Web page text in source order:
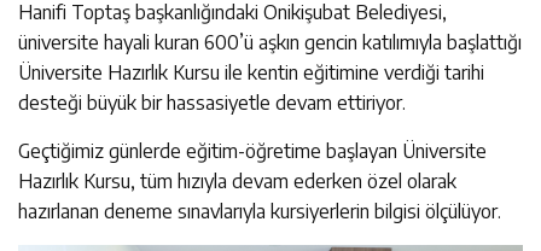
Hanifi Toptaş başkanlığındaki Onikişubat Belediyesi,
üniversite hayali kuran 600’ü aşkın gencin katılımıyla başlattığı
Üniversite Hazırlık Kursu ile kentin eğitimine verdiği tarihi
desteği büyük bir hassasiyetle devam ettiriyor.
Geçtiğimiz günlerde eğitim-öğretime başlayan Üniversite
Hazırlık Kursu, tüm hızıyla devam ederken özel olarak
hazırlanan deneme sınavlarıyla kursiyerlerin bilgisi ölçülüyor.